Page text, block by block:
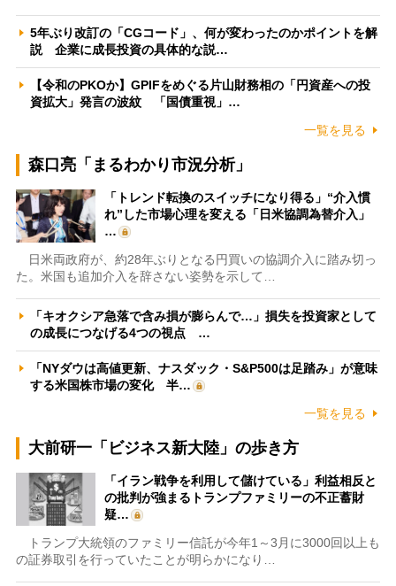
5年ぶり改訂の「CGコード」、何が変わったのかポイントを解
説 企業に成長投資の具体的な説…
【令和のPKOか】GPIFをめぐる片山財務相の「円資産への投
資拡大」発言の波紋 「国債重視」…
一覧を見る
森口亮「まるわかり市況分析」
「トレンド転換のスイッチになり得る」“介入慣
れ”した市場心理を変える「日米協調為替介入」
…
日米両政府が、約28年ぶりとなる円買いの協調介入に踏み切っ
た。米国も追加介入を辞さない姿勢を示して…
「キオクシア急落で含み損が膨らんで…」損失を投資家として
の成長につなげる4つの視点 …
「NYダウは高値更新、ナスダック・S&P500は足踏み」が意味
する米国株市場の変化 半…
一覧を見る
大前研一「ビジネス新大陸」の歩き方
「イラン戦争を利用して儲けている」利益相反と
の批判が強まるトランプファミリーの不正蓄財
疑…
トランプ大統領のファミリー信託が今年1～3月に3000回以上も
の証券取引を行っていたことが明らかになり…